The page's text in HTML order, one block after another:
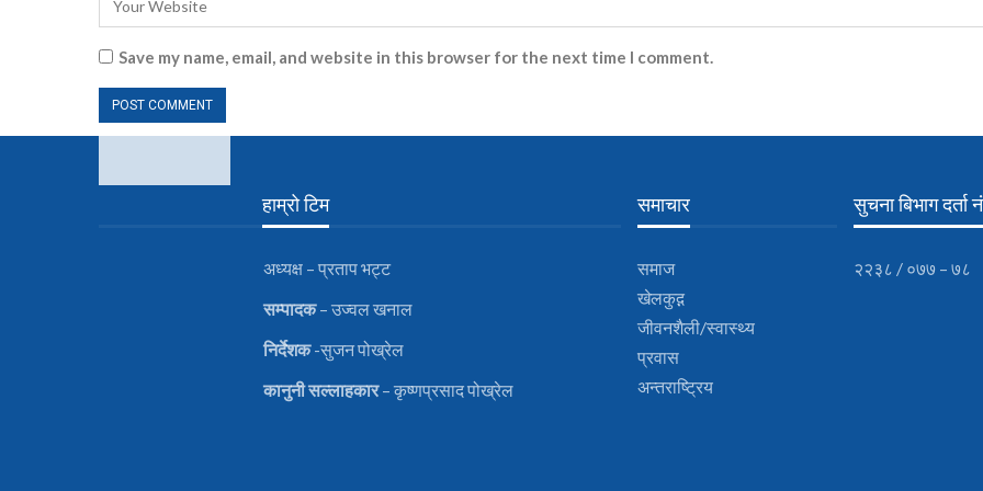
Save my name, email, and website in this browser for the next time I comment.
हाम्रो टिम
अध्यक्ष – प्रताप भट्ट
सम्पादक– उज्वल खनाल
निर्देशक-सुजन पोख्रेल
कानुनीसल्लाहकार– कृष्णप्रसाद पोख्रेल
समाचार
समाज
खेलकुद़़
जीवनशैली/स्वास्थ्य
प्रवास
अन्तराष्ट्रिय
सुचना बिभाग दर्ता
२२३८ / ०७७ – ७८